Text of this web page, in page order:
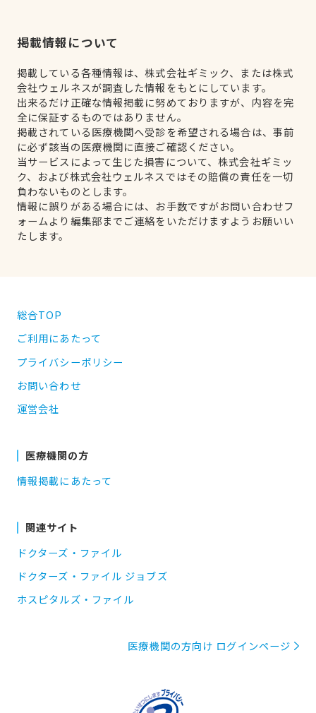
掲載情報について
掲載している各種情報は、株式会社ギミック、または株式
会社ウェルネスが調査した情報をもとにしています。
出来るだけ正確な情報掲載に努めておりますが、内容を完
全に保証するものではありません。
掲載されている医療機関へ受診を希望される場合は、事前
に必ず該当の医療機関に直接ご確認ください。
当サービスによって生じた損害について、株式会社ギミッ
ク、および株式会社ウェルネスではその賠償の責任を一切
負わないものとします。
情報に誤りがある場合には、お手数ですがお問い合わせフ
ォームより編集部までご連絡をいただけますようお願いい
たします。
総合TOP
ご利用にあたって
プライバシーポリシー
お問い合わせ
運営会社
医療機関の方
情報掲載にあたって
関連サイト
ドクターズ・ファイル
ドクターズ・ファイル ジョブズ
ホスピタルズ・ファイル
医療機関の方向け ログインページ